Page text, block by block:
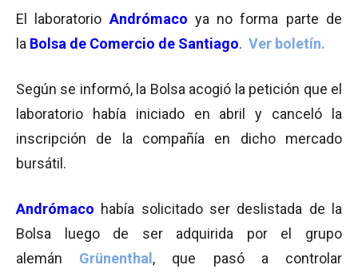
El laboratorio Andrómaco ya no forma parte de
la Bolsa de Comercio de Santiago. Ver boletín.
Según se informó, la Bolsa acogió la petición que el
laboratorio había iniciado en abril y canceló la
inscripción de la compañía en dicho mercado
bursátil.
Andrómaco había solicitado ser deslistada de la
Bolsa luego de ser adquirida por el grupo
alemán Grünenthal , que pasó a controlar